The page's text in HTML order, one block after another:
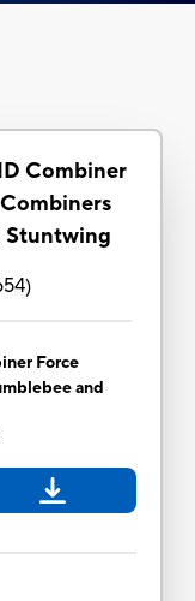
Combiner
Stuntwing
)
Force
and